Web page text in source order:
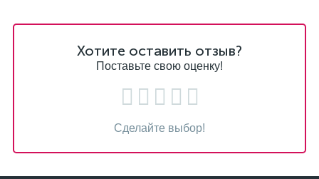
Хотите оставить отзыв?
Поставьте свою оценку!
Сделайте выбор!